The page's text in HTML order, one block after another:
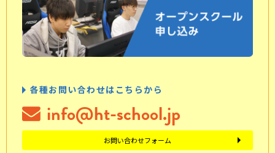
各種お問い合わせはこちらから
info@ht-school.jp
お問い合わせフォーム